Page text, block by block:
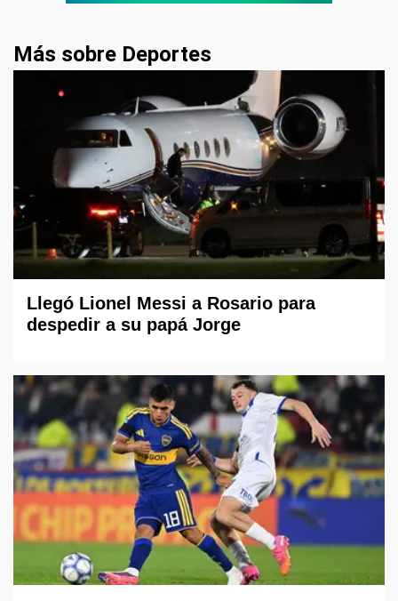
Más sobre Deportes
Llegó Lionel Messi a Rosario para
despedir a su papá Jorge